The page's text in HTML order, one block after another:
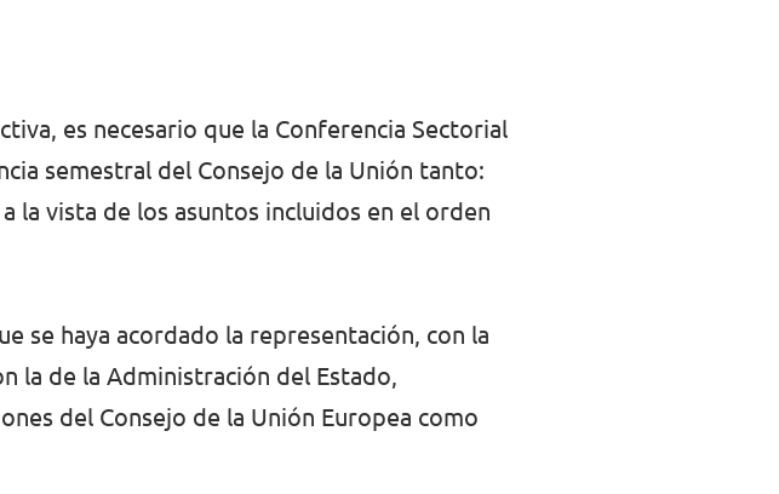
es necesario que la Conferencia Sectorial
semestral del Consejo de la Unión tanto:
la vista de los asuntos incluidos en el orden
se haya acordado la representación, con la
la de la Administración del Estado,
del Consejo de la Unión Europea como